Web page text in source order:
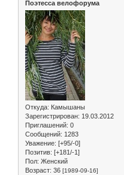
Поэтесса велофорума
Откуда: Камышаны
Зарегистрирован: 19.03.2012
Приглашений: 0
Сообщений: 1283
Уважение: [+95/-0]
Позитив: [+181/-1]
Пол: Женский
Возраст: 36 [1989-09-16]